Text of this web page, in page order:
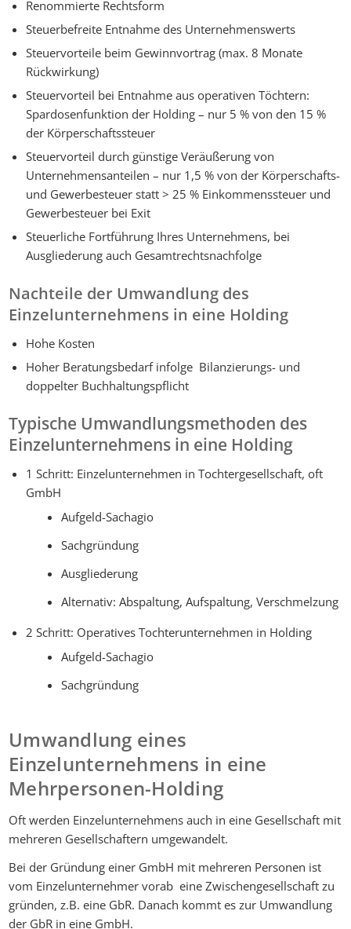
Renommierte Rechtsform
Steuerbefreite Entnahme des Unternehmenswerts
Steuervorteile beim Gewinnvortrag (max. 8 Monate
Rückwirkung)
Steuervorteil bei Entnahme aus operativen Töchtern:
Spardosenfunktion der Holding – nur 5 % von den 15 %
der Körperschaftssteuer
Steuervorteil durch günstige Veräußerung von
Unternehmensanteilen – nur 1,5 % von der Körperschafts-
und Gewerbesteuer statt > 25 % Einkommenssteuer und
Gewerbesteuer bei Exit
Steuerliche Fortführung Ihres Unternehmens, bei
Ausgliederung auch Gesamtrechtsnachfolge
Nachteile der Umwandlung des
Einzelunternehmens in eine Holding
Hohe Kosten
Hoher Beratungsbedarf infolge Bilanzierungs- und
doppelter Buchhaltungspflicht
Typische Umwandlungsmethoden des
Einzelunternehmens in eine Holding
1 Schritt: Einzelunternehmen in Tochtergesellschaft, oft
GmbH
Aufgeld-Sachagio
Sachgründung
Ausgliederung
Alternativ: Abspaltung, Aufspaltung, Verschmelzung
2 Schritt: Operatives Tochterunternehmen in Holding
Aufgeld-Sachagio
Sachgründung
Umwandlung eines
Einzelunternehmens in eine
Mehrpersonen-Holding
Oft werden Einzelunternehmens auch in eine Gesellschaft mit
mehreren Gesellschaftern umgewandelt.
Bei der Gründung einer GmbH mit mehreren Personen ist
vom Einzelunternehmer vorab eine Zwischengesellschaft zu
gründen, z.B. eine GbR. Danach kommt es zur Umwandlung
der GbR in eine GmbH.